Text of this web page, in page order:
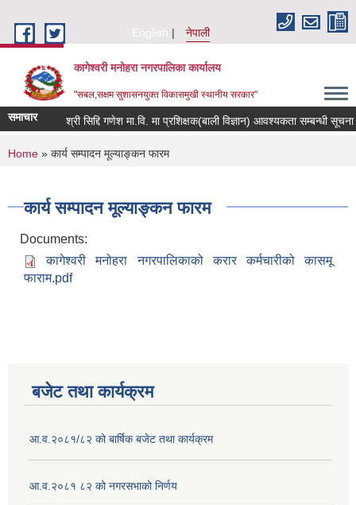
English
नेपाली
कागेश्वरी मनोहरा नगरपालिका कार्यालय
"सबल,सक्षम सुशासनयुक्त विकासमुखी स्थानीय सरकार"
समाचार श्री सिद्दि गणेश मा.वि. मा प्रशिक्षक(बाली विज्ञान) आवश्यकता सम्बन्धी सूचना
You are here
Home » कार्य सम्पादन मूल्याङ्कन फारम
कार्य सम्पादन मूल्याङ्कन फारम
Documents:
कागेश्वरी मनोहरा नगरपालिकाको करार कर्मचारीको कासमू
फाराम.pdf
बजेट तथा कार्यक्रम
आ.व.२०८१/८२ को बार्षिक बजेट तथा कार्यक्रम
आ.व.२०८१ ८२ को नगरसभाको निर्णय